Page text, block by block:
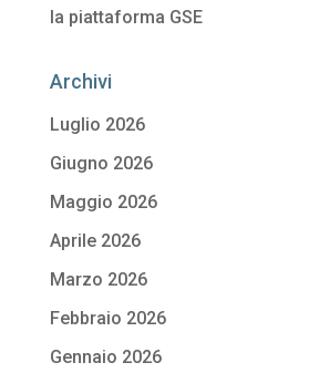
la piattaforma GSE
Archivi
Luglio 2026
Giugno 2026
Maggio 2026
Aprile 2026
Marzo 2026
Febbraio 2026
Gennaio 2026